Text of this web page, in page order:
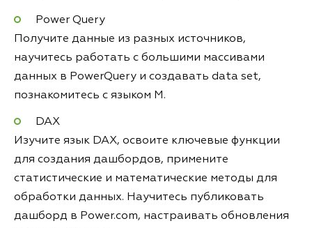
Power Query
Получите данные из разных источников,
научитесь работать с большими массивами
данных в PowerQuery и создавать data set,
познакомитесь с языком М.
DAX
Изучите язык DAX, освоите ключевые функции
для создания дашбордов, примените
статистические и математические методы для
обработки данных. Научитесь публиковать
дашборд в Power.com, настраивать обновления